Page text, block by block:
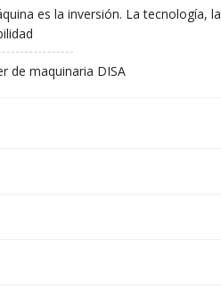
es la inversión. La tecnología, la
de maquinaria DISA